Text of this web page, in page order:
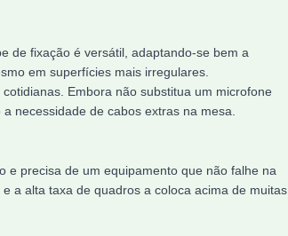
de fixação é versátil, adaptando-se bem a
em superfícies mais irregulares.
Embora não substitua um microfone
necessidade de cabos extras na mesa.
e precisa de um equipamento que não falhe na
a alta taxa de quadros a coloca acima de muitas